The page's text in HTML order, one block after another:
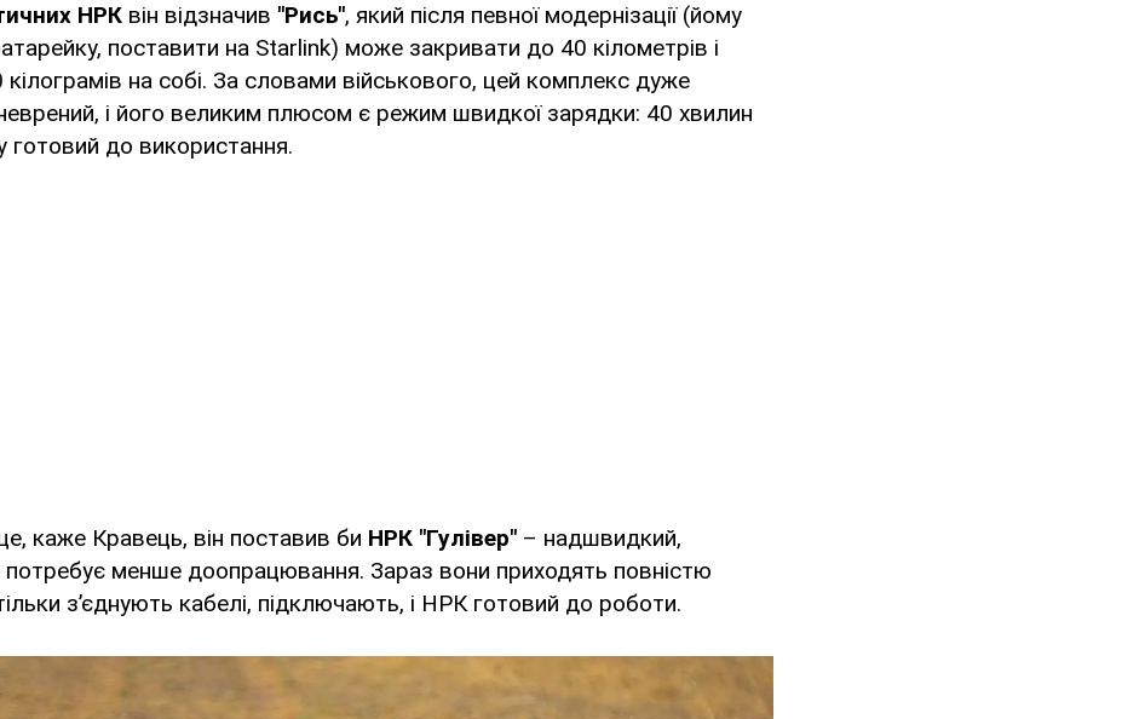
НРК він відзначив "Рись", який після певної модернізації (йому
поставити на Starlink) може закривати до 40 кілометрів і
на собі. За словами військового, цей комплекс дуже
і його великим плюсом є режим швидкої зарядки: 40 хвилин
готовий до використання.
каже Кравець, він поставив би НРК "Гулівер" – надшвидкий,
потребує менше доопрацювання. Зараз вони приходять повністю
тільки з’єднують кабелі, підключають, і НРК готовий до роботи.